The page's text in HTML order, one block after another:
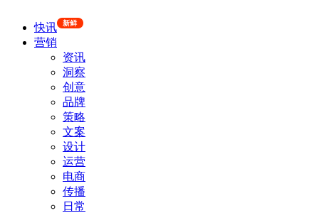
快讯 新鲜
营销
资讯
洞察
创意
品牌
策略
文案
设计
运营
电商
传播
日常